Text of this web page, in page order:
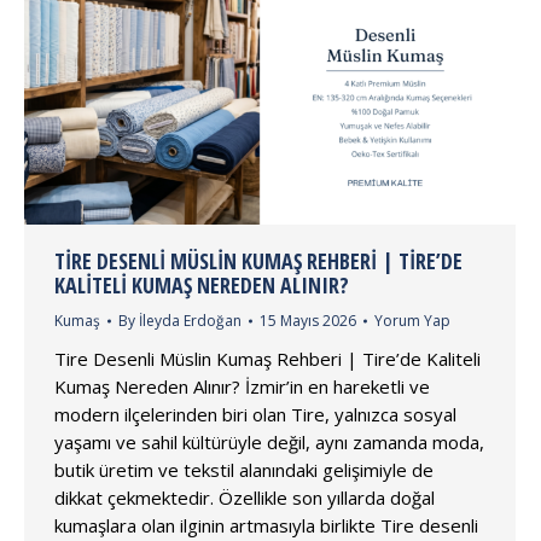
TIRE DESENLI MÜSLIN KUMAŞ REHBERI | TIRE’DE
KALITELI KUMAŞ NEREDEN ALINIR?
Kumaş By İleyda Erdoğan 15 Mayıs 2026 Yorum Yap
Tire Desenli Müslin Kumaş Rehberi | Tire’de Kaliteli
Kumaş Nereden Alınır? İzmir’in en hareketli ve
modern ilçelerinden biri olan Tire, yalnızca sosyal
yaşamı ve sahil kültürüyle değil, aynı zamanda moda,
butik üretim ve tekstil alanındaki gelişimiyle de
dikkat çekmektedir. Özellikle son yıllarda doğal
kumaşlara olan ilginin artmasıyla birlikte Tire desenli